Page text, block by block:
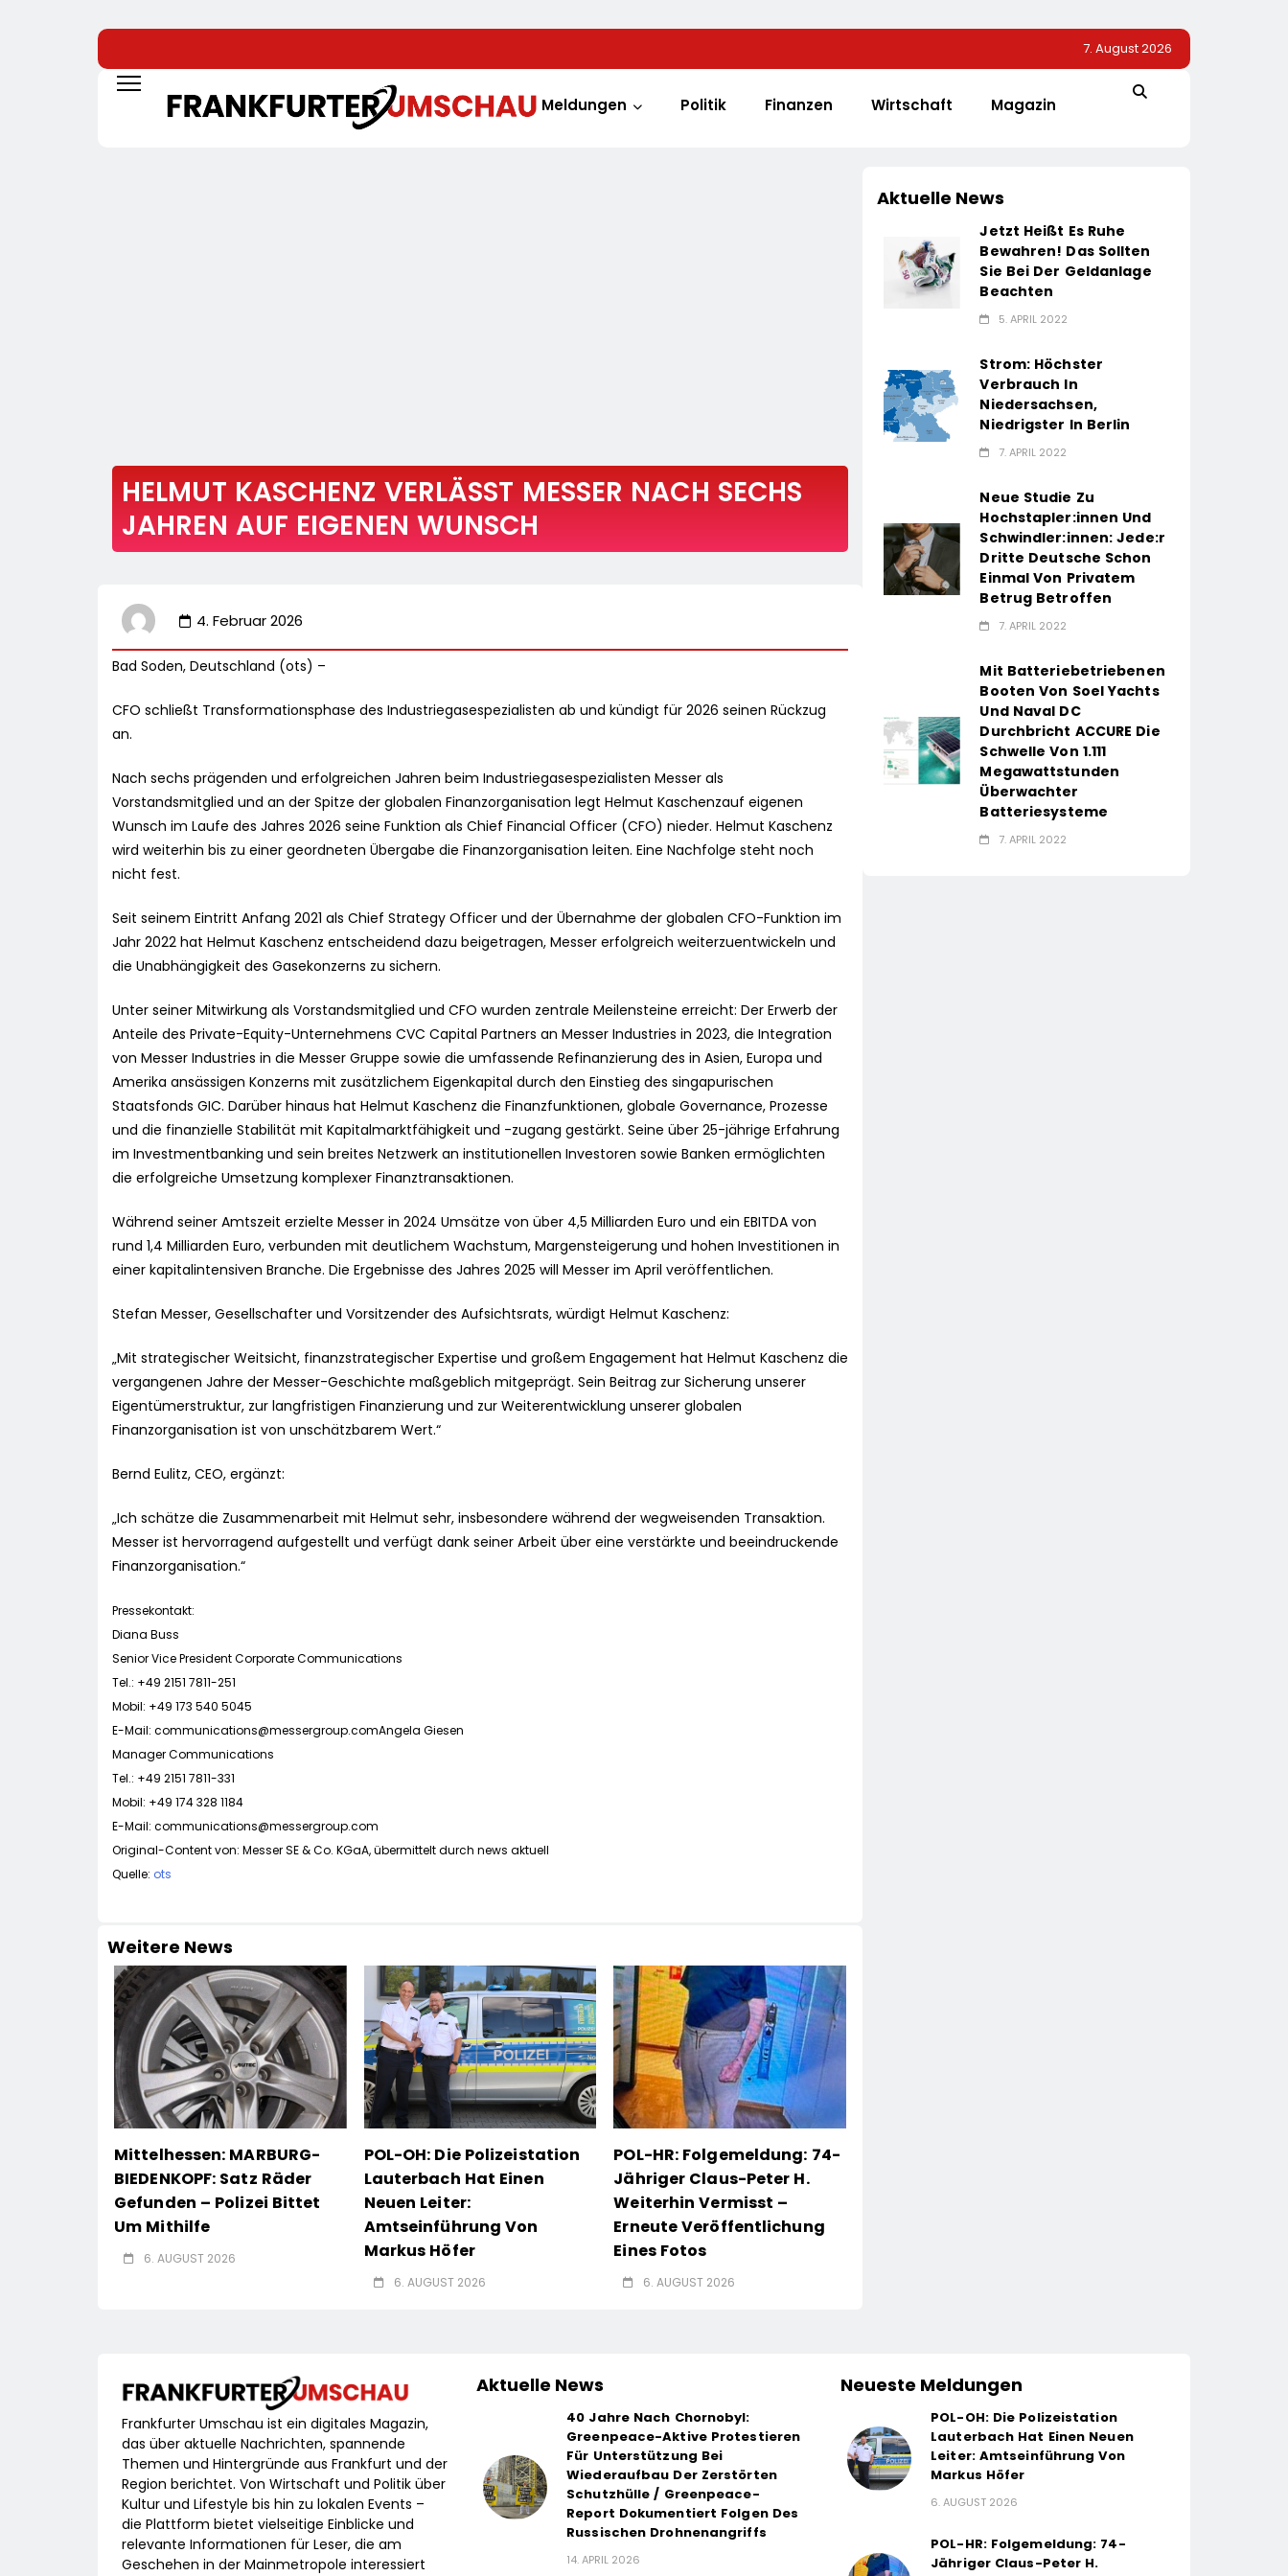
7. August 2026
Meldungen Politik Finanzen Wirtschaft Magazin
HELMUT KASCHENZ VERLÄSST MESSER NACH SECHS
JAHREN AUF EIGENEN WUNSCH
4. Februar 2026
Bad Soden, Deutschland (ots) –
CFO schließt Transformationsphase des Industriegasespezialisten ab und kündigt für 2026 seinen Rückzug
an.
Nach sechs prägenden und erfolgreichen Jahren beim Industriegasespezialisten Messer als
Vorstandsmitglied und an der Spitze der globalen Finanzorganisation legt Helmut Kaschenzauf eigenen
Wunsch im Laufe des Jahres 2026 seine Funktion als Chief Financial Officer (CFO) nieder. Helmut Kaschenz
wird weiterhin bis zu einer geordneten Übergabe die Finanzorganisation leiten. Eine Nachfolge steht noch
nicht fest.
Seit seinem Eintritt Anfang 2021 als Chief Strategy Officer und der Übernahme der globalen CFO-Funktion im
Jahr 2022 hat Helmut Kaschenz entscheidend dazu beigetragen, Messer erfolgreich weiterzuentwickeln und
die Unabhängigkeit des Gasekonzerns zu sichern.
Unter seiner Mitwirkung als Vorstandsmitglied und CFO wurden zentrale Meilensteine erreicht: Der Erwerb der
Anteile des Private-Equity-Unternehmens CVC Capital Partners an Messer Industries in 2023, die Integration
von Messer Industries in die Messer Gruppe sowie die umfassende Refinanzierung des in Asien, Europa und
Amerika ansässigen Konzerns mit zusätzlichem Eigenkapital durch den Einstieg des singapurischen
Staatsfonds GIC. Darüber hinaus hat Helmut Kaschenz die Finanzfunktionen, globale Governance, Prozesse
und die finanzielle Stabilität mit Kapitalmarktfähigkeit und -zugang gestärkt. Seine über 25-jährige Erfahrung
im Investmentbanking und sein breites Netzwerk an institutionellen Investoren sowie Banken ermöglichten
die erfolgreiche Umsetzung komplexer Finanztransaktionen.
Während seiner Amtszeit erzielte Messer in 2024 Umsätze von über 4,5 Milliarden Euro und ein EBITDA von
rund 1,4 Milliarden Euro, verbunden mit deutlichem Wachstum, Margensteigerung und hohen Investitionen in
einer kapitalintensiven Branche. Die Ergebnisse des Jahres 2025 will Messer im April veröffentlichen.
Stefan Messer, Gesellschafter und Vorsitzender des Aufsichtsrats, würdigt Helmut Kaschenz:
„Mit strategischer Weitsicht, finanzstrategischer Expertise und großem Engagement hat Helmut Kaschenz die
vergangenen Jahre der Messer-Geschichte maßgeblich mitgeprägt. Sein Beitrag zur Sicherung unserer
Eigentümerstruktur, zur langfristigen Finanzierung und zur Weiterentwicklung unserer globalen
Finanzorganisation ist von unschätzbarem Wert.“
Bernd Eulitz, CEO, ergänzt:
„Ich schätze die Zusammenarbeit mit Helmut sehr, insbesondere während der wegweisenden Transaktion.
Messer ist hervorragend aufgestellt und verfügt dank seiner Arbeit über eine verstärkte und beeindruckende
Finanzorganisation.“
Pressekontakt:
Diana Buss
Senior Vice President Corporate Communications
Tel.: +49 2151 7811-251
Mobil: +49 173 540 5045
E-Mail: communications@messergroup.comAngela Giesen
Manager Communications
Tel.: +49 2151 7811-331
Mobil: +49 174 328 1184
E-Mail: communications@messergroup.com
Original-Content von: Messer SE & Co. KGaA, übermittelt durch news aktuell
Quelle: ots
Weitere News
Mittelhessen: MARBURG-
BIEDENKOPF: Satz Räder
Gefunden – Polizei Bittet
Um Mithilfe
6. AUGUST 2026
POL-OH: Die Polizeistation
Lauterbach Hat Einen
Neuen Leiter:
Amtseinführung Von
Markus Höfer
6. AUGUST 2026
POL-HR: Folgemeldung: 74-
Jähriger Claus-Peter H.
Weiterhin Vermisst –
Erneute Veröffentlichung
Eines Fotos
6. AUGUST 2026
Aktuelle News
Jetzt Heißt Es Ruhe
Bewahren! Das Sollten
Sie Bei Der Geldanlage
Beachten
5. APRIL 2022
Strom: Höchster
Verbrauch In
Niedersachsen,
Niedrigster In Berlin
7. APRIL 2022
Neue Studie Zu
Hochstapler:innen Und
Schwindler:innen: Jede:r
Dritte Deutsche Schon
Einmal Von Privatem
Betrug Betroffen
7. APRIL 2022
Mit Batteriebetriebenen
Booten Von Soel Yachts
Und Naval DC
Durchbricht ACCURE Die
Schwelle Von 1.111
Megawattstunden
Überwachter
Batteriesysteme
7. APRIL 2022
Frankfurter Umschau ist ein digitales Magazin,
das über aktuelle Nachrichten, spannende
Themen und Hintergründe aus Frankfurt und der
Region berichtet. Von Wirtschaft und Politik über
Kultur und Lifestyle bis hin zu lokalen Events –
die Plattform bietet vielseitige Einblicke und
relevante Informationen für Leser, die am
Geschehen in der Mainmetropole interessiert
Aktuelle News
40 Jahre Nach Chornobyl:
Greenpeace-Aktive Protestieren
Für Unterstützung Bei
Wiederaufbau Der Zerstörten
Schutzhülle / Greenpeace-
Report Dokumentiert Folgen Des
Russischen Drohnenangriffs
14. APRIL 2026
Neueste Meldungen
POL-OH: Die Polizeistation
Lauterbach Hat Einen Neuen
Leiter: Amtseinführung Von
Markus Höfer
6. AUGUST 2026
POL-HR: Folgemeldung: 74-
Jähriger Claus-Peter H.